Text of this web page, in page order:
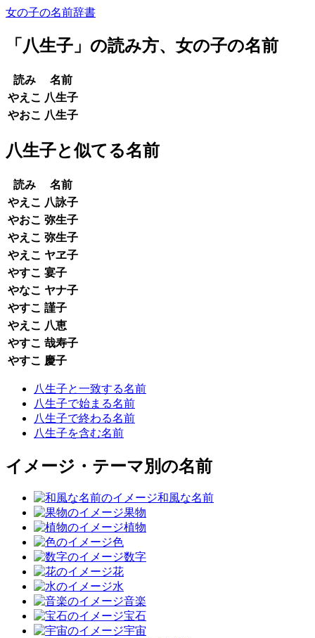
女の子の名前辞書
「 八生子 」の読み方、女の子の名前
読み
名前
やえこ 八生子
やおこ 八生子
八生子と似てる名前
読み
名前
やえこ 八詠子
やおこ 弥生子
やえこ 弥生子
やえこ ヤヱ子
やすこ 宴子
やなこ ヤナ子
やすこ 謹子
やえこ 八恵
やすこ 哉寿子
やすこ 慶子
八生子と一致する名前
八生子で始まる名前
八生子で終わる名前
八生子を含む名前
イメージ・テーマ別の名前
和風な名前
果物
植物
色
数字
花
水
音楽
宝石
宇宙